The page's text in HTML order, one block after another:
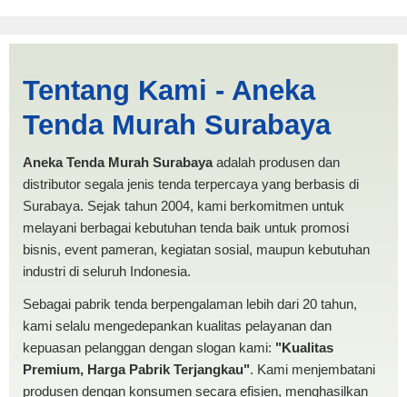
Dumai | PRODUKSI ANEKA
TENDA MURAH
Tentang Kami - Aneka
Tenda Murah Surabaya
Aneka Tenda Murah Surabayaadalah produsen dan
distributor segala jenis tenda terpercaya yang berbasis di
Surabaya. Sejak tahun 2004, kami berkomitmen untuk
melayani berbagai kebutuhan tenda baik untuk promosi
bisnis, event pameran, kegiatan sosial, maupun kebutuhan
industri di seluruh Indonesia.
Sebagai pabrik tenda berpengalaman lebih dari 20 tahun,
kami selalu mengedepankan kualitas pelayanan dan
kepuasan pelanggan dengan slogan kami: "Kualitas
Premium, Harga Pabrik Terjangkau". Kami menjembatani
produsen dengan konsumen secara efisien, menghasilkan